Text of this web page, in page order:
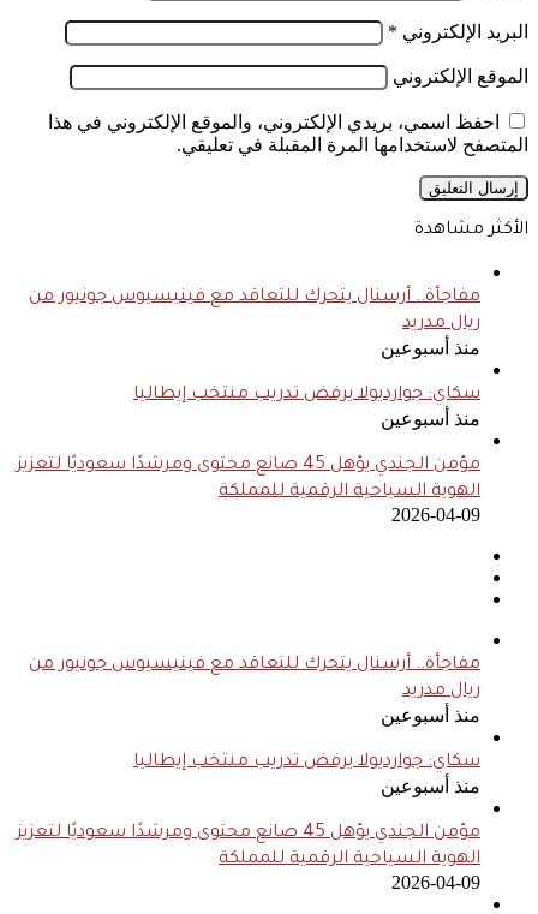
البريد الإلكتروني *
الموقع الإلكتروني
احفظ اسمي، بريدي الإلكتروني، والموقع الإلكتروني في هذا
المتصفح لاستخدامها المرة المقبلة في تعليقي.
الأكثر مشاهدة
مفاجأة.. أرسنال يتحرك للتعاقد مع فينيسيوس جونيور من
ريال مدريد
منذ أسبوعين
سكاي: جوارديولا يرفض تدريب منتخب إيطاليا
منذ أسبوعين
مؤمن الجندي يؤهل 45 صانع محتوى ومرشدًا سعوديًا لتعزيز
الهوية السياحية الرقمية للمملكة
2026-04-09
مفاجأة.. أرسنال يتحرك للتعاقد مع فينيسيوس جونيور من
ريال مدريد
منذ أسبوعين
سكاي: جوارديولا يرفض تدريب منتخب إيطاليا
منذ أسبوعين
مؤمن الجندي يؤهل 45 صانع محتوى ومرشدًا سعوديًا لتعزيز
الهوية السياحية الرقمية للمملكة
2026-04-09